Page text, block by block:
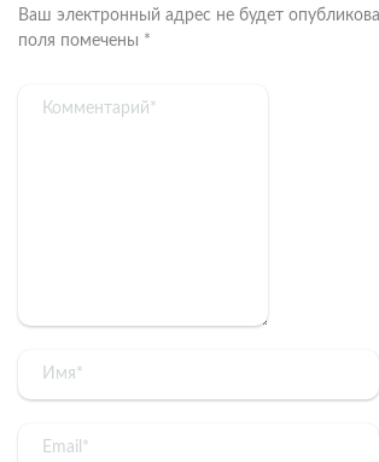
Ваш электронный адрес не будет
поля помечены *